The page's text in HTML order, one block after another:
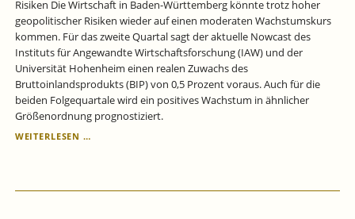
Risiken Die Wirtschaft in Baden-Württemberg könnte trotz hoher
geopolitischer Risiken wieder auf einen moderaten Wachstumskurs
kommen. Für das zweite Quartal sagt der aktuelle Nowcast des
Instituts für Angewandte Wirtschaftsforschung (IAW) und der
Universität Hohenheim einen realen Zuwachs des
Bruttoinlandsprodukts (BIP) von 0,5 Prozent voraus. Auch für die
beiden Folgequartale wird ein positives Wachstum in ähnlicher
Größenordnung prognostiziert.
WEITERLESEN …WIRTSCHAFTLICHE
MIT